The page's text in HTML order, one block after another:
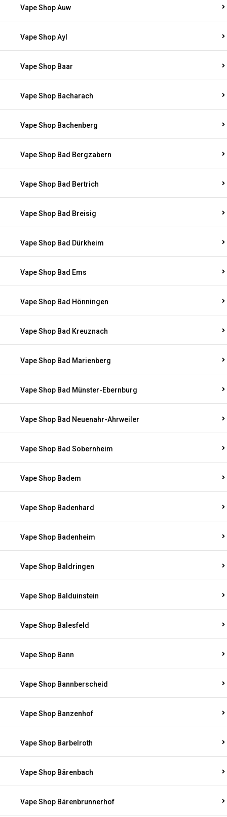
Vape Shop Auw
Vape Shop Ayl
Vape Shop Baar
Vape Shop Bacharach
Vape Shop Bachenberg
Vape Shop Bad Bergzabern
Vape Shop Bad Bertrich
Vape Shop Bad Breisig
Vape Shop Bad Dürkheim
Vape Shop Bad Ems
Vape Shop Bad Hönningen
Vape Shop Bad Kreuznach
Vape Shop Bad Marienberg
Vape Shop Bad Münster-Ebernburg
Vape Shop Bad Neuenahr-Ahrweiler
Vape Shop Bad Sobernheim
Vape Shop Badem
Vape Shop Badenhard
Vape Shop Badenheim
Vape Shop Baldringen
Vape Shop Balduinstein
Vape Shop Balesfeld
Vape Shop Bann
Vape Shop Bannberscheid
Vape Shop Banzenhof
Vape Shop Barbelroth
Vape Shop Bärenbach
Vape Shop Bärenbrunnerhof